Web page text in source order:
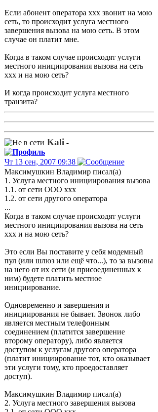
Если абонент оператора ххх звонит на мою
сеть, то происходит услуга местного
завершения вызова на мою сеть. В этом
случае он платит мне.
Когда в таком случае происходят услуги
местного инициирования вызова на сеть
ххх и на мою сеть?
И когда происходит услуга местного
транзита?
Kali -
Чт 13 сен, 2007 09:38
Максимушкин Владимир писал(а)
1. Услуга местного инициирования вызова
1.1. от сети ООО ххх
1.2. от сети другого оператора
...
Когда в таком случае происходят услуги
местного инициирования вызова на сеть
ххх и на мою сеть?
Это если Вы поставите у себя модемный
пул (или шлюз или ещё что...), то за вызовы
на него от их сети (и присоединенных к
ним) будете платить местное
инициирование.
Одновременно и завершения и
инициирования не бывает. Звонок либо
является местным телефонным
соединением (платится завершение
второму оператору), либо является
доступом к услугам другого оператора
(платит инициирование тот, кто оказывает
эти услуги тому, кто проедоставляет
доступ).
Максимушкин Владимир писал(а)
2. Услуга местного завершения вызова